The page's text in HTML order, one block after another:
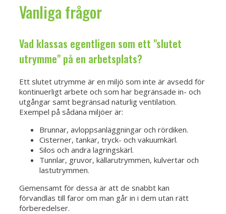
Vanliga frågor
Vad klassas egentligen som ett "slutet
utrymme" på en arbetsplats?
Ett slutet utrymme är en miljö som inte är avsedd för
kontinuerligt arbete och som har begränsade in- och
utgångar samt begränsad naturlig ventilation.
Exempel på sådana miljöer är:
Brunnar, avloppsanläggningar och rördiken.
Cisterner, tankar, tryck- och vakuumkärl.
Silos och andra lagringskärl.
Tunnlar, gruvor, källarutrymmen, kulvertar och
lastutrymmen.
Gemensamt för dessa är att de snabbt kan
förvandlas till faror om man går in i dem utan rätt
förberedelser.